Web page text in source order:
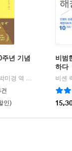
년 기념
미경 역 | 위즈덤하우스
인)
비범
하다
비셴